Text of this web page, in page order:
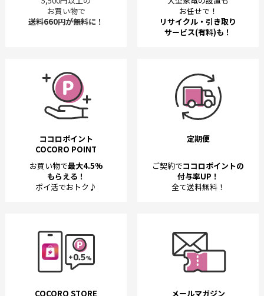
お買い物で
送料660円が無料に！
お任せで！
リサイクル・引き取り
サービス(有料)も！
ココロポイント
COCORO POINT
お買い物で最大4.5%
もらえる！
ポイ活でおトク♪
定期便
ご契約でココロポイントの
付与率UP！
全て送料無料！
COCORO STORE メールマガジン